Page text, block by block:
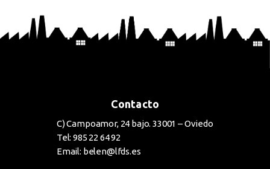
Contacto
C) Campoamor, 24 bajo. 33001 – Oviedo
Tel: 985 22 64 92
Email: belen@lfds.es